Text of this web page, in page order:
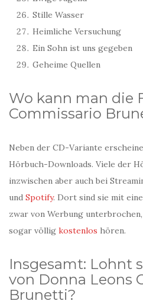
Stille Wasser
Heimliche Versuchung
Ein Sohn ist uns gegeben
Geheime Quellen
Wo kann man die
Commissario
Neben der CD-Variante
Hörbuch-Downloads. Viele der
inzwischen aber auch bei
und Spotify. Dort sind sie mit
zwar von Werbung
sogar völlig kostenlos hören.
Insgesamt: Lohnt
von Donna Leons
Brunetti?